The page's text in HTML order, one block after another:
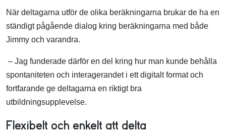
När deltagarna utför de olika beräkningarna brukar de ha en
ständigt pågående dialog kring beräkningarna med både
Jimmy och varandra.
– Jag funderade därför en del kring hur man kunde behålla
spontaniteten och interagerandet i ett digitalt format och
fortfarande ge deltagarna en riktigt bra
utbildningsupplevelse.
Flexibelt och enkelt att delta